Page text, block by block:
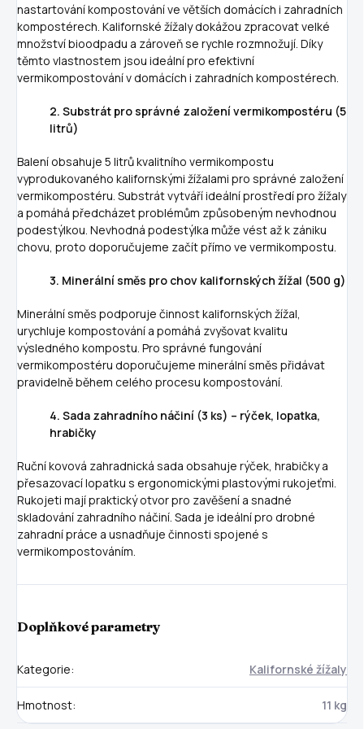
nastartování kompostování ve větších domácích i zahradních
kompostérech. Kalifornské žížaly dokážou zpracovat velké
množství bioodpadu a zároveň se rychle rozmnožují. Díky
těmto vlastnostem jsou ideální pro efektivní
vermikompostování v domácích i zahradních kompostérech.
2. Substrát pro správné založení vermikompostéru (5
litrů)
Balení obsahuje 5 litrů kvalitního vermikompostu
vyprodukovaného kalifornskými žížalami pro správné založení
vermikompostéru. Substrát vytváří ideální prostředí pro žížaly
a pomáhá předcházet problémům způsobeným nevhodnou
podestýlkou. Nevhodná podestýlka může vést až k zániku
chovu, proto doporučujeme začít přímo ve vermikompostu.
3. Minerální směs pro chov kalifornských žížal (500 g)
Minerální směs podporuje činnost kalifornských žížal,
urychluje kompostování a pomáhá zvyšovat kvalitu
výsledného kompostu. Pro správné fungování
vermikompostéru doporučujeme minerální směs přidávat
pravidelně během celého procesu kompostování.
4. Sada zahradního náčiní (3 ks) – rýček, lopatka,
hrabičky
Ruční kovová zahradnická sada obsahuje rýček, hrabičky a
přesazovací lopatku s ergonomickými plastovými rukojeťmi.
Rukojeti mají praktický otvor pro zavěšení a snadné
skladování zahradního náčiní. Sada je ideální pro drobné
zahradní práce a usnadňuje činnosti spojené s
vermikompostováním.
Doplňkové parametry
Kategorie: Kalifornské žížaly
Hmotnost: 11 kg